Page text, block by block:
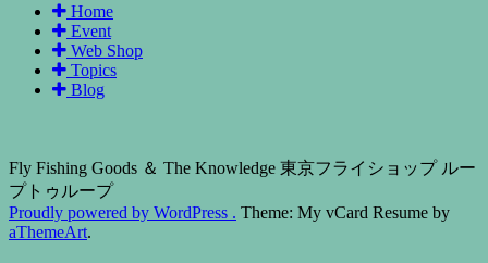
Home
Event
Web Shop
Topics
Blog
Fly Fishing Goods ＆ The Knowledge 東京フライショップ ルー
プトゥループ
Proudly powered by WordPress . Theme: My vCard Resume by
aThemeArt.